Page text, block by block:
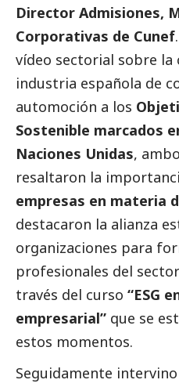
Director Admisiones,
Corporativas de Cunef
vídeo sectorial sobre
industria española de
automoción a los
Sostenible marcados
Naciones Unidas,
resaltaron la
empresas en materia
destacaron la alianza
organizaciones para
profesionales del
través del curso “ESG
empresarial” que se
estos momentos.
Seguidamente intervino